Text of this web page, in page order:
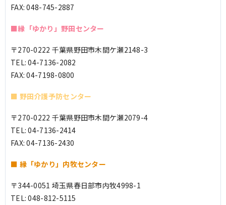
FAX: 048-745-2887
■縁「ゆかり」野田センター
〒270-0222 千葉県野田市木間ケ瀬2148-3
TEL: 04-7136-2082
FAX: 04-7198-0800
■ 野田介護予防センター
〒270-0222 千葉県野田市木間ケ瀬2079-4
TEL: 04-7136-2414
FAX: 04-7136-2430
■ 縁「ゆかり」内牧センター
〒344-0051 埼玉県春日部市内牧4998-1
TEL: 048-812-5115